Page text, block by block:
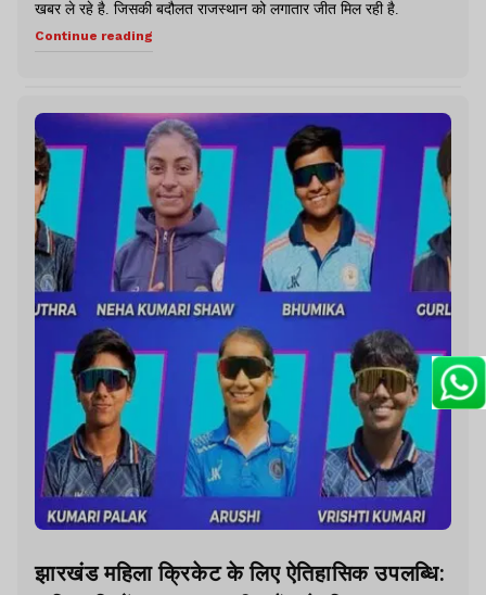
खबर ले रहे है. जिसकी बदौलत राजस्थान को लगातार जीत मिल रही है.
Continue reading
झारखंड महिला क्रिकेट के लिए ऐतिहासिक उपलब्धि: